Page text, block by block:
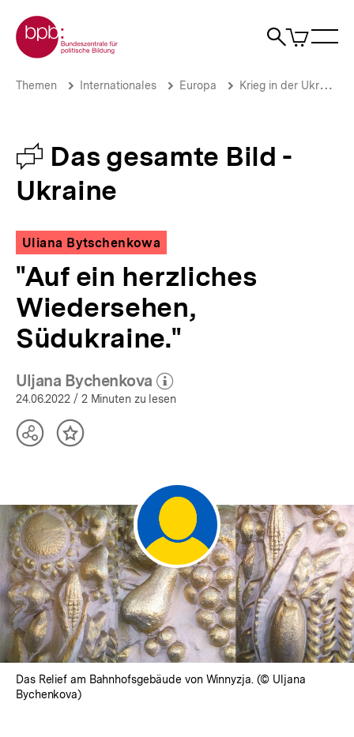
zum
Seiteninhalt
springen
Zur Startseite der bpb
Suche
Artikel
im
"Auf
Südukraine."
gesamte
Ukraine
bpb.de
Brotkrümelnavigation
Pfadnavigation
Themen Internationales Europa Krieg in der Ukraine
Debatte
Das gesamte Bild -
Ukraine
Uliana Bytschenkowa
"Auf ein herzliches
Wiedersehen,
Südukraine."
Uljana Bychenkova
(Mehr zum Autor)
öffnen
24.06.2022 / 2 Minuten zu lesen
TeilenInhalt
Das Relief am Bahnhofsgebäude von Winnyzja. (© Uljana
Bychenkova)